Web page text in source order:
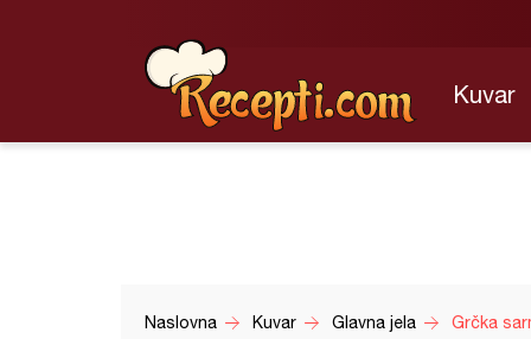
Kuvar
Naslovna Kuvar Glavna jela Grčka